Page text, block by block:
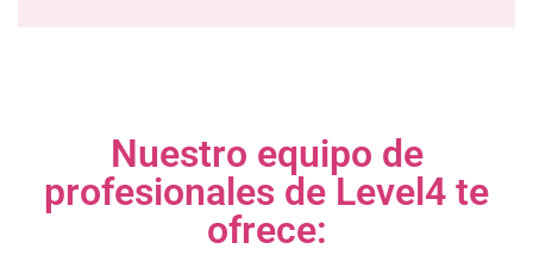
Nuestro equipo de
profesionales de Level4 te
ofrece: